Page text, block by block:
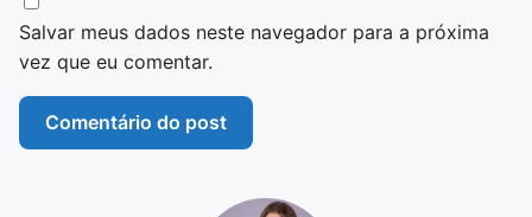
Salvar meus dados neste navegador para a próxima
vez que eu comentar.